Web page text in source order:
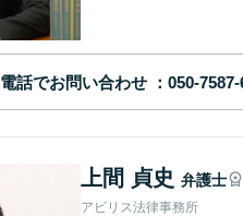
電話でお問い合わせ
上間 貞史 弁護士
アビリス法律事務所